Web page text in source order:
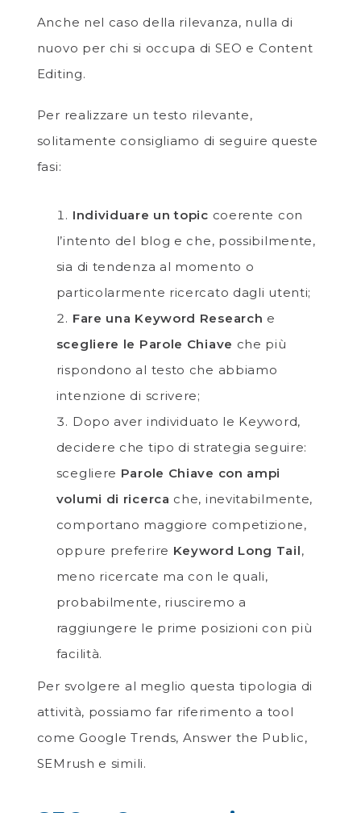
Anche nel caso della rilevanza, nulla di
nuovo per chi si occupa di SEO e Content
Editing.
Per realizzare un testo rilevante,
solitamente consigliamo di seguire queste
fasi:
Individuare un topic coerente con
l’intento del blog e che, possibilmente,
sia di tendenza al momento o
particolarmente ricercato dagli utenti;
Fare una Keyword Research e
scegliere le Parole Chiave che più
rispondono al testo che abbiamo
intenzione di scrivere;
Dopo aver individuato le Keyword,
decidere che tipo di strategia seguire:
scegliere Parole Chiave con ampi
volumi di ricerca che, inevitabilmente,
comportano maggiore competizione,
oppure preferire Keyword Long Tail,
meno ricercate ma con le quali,
probabilmente, riusciremo a
raggiungere le prime posizioni con più
facilità.
Per svolgere al meglio questa tipologia di
attività, possiamo far riferimento a tool
come Google Trends, Answer the Public,
SEMrush e simili.